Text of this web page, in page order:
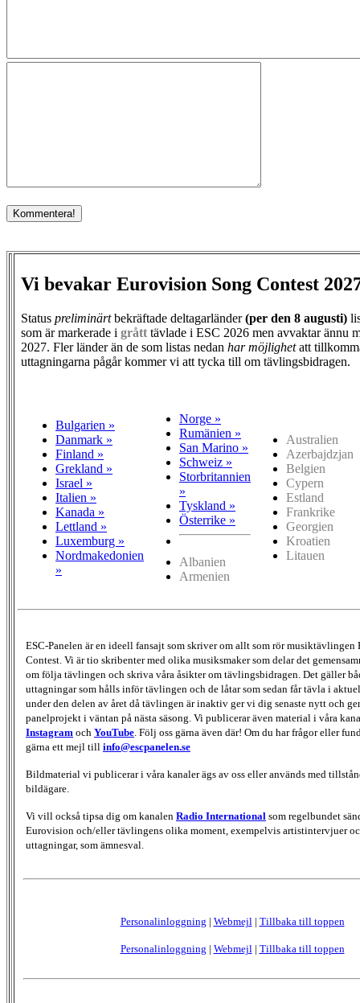
Vi bevakar Eurovision Song Contest
Status preliminärtbekräftade deltagarländer(per den 8 augusti)
som är markerade i grått tävlade i ESC 2026 men avvaktar ännu
2027. Fler länder än de som listas nedan har möjlighetatt
uttagningarna pågår kommer vi att tycka till om tävlingsbidragen.
Bulgarien »
Danmark »
Finland »
Grekland »
Israel »
Italien »
Kanada »
Lettland »
Luxemburg »
Nordmakedonien
»
Norge »
Rumänien »
San Marino »
Schweiz »
Storbritannien
»
Tyskland »
Österrike »
Albanien
Armenien
Australien
Azerbajdzjan
Belgien
Cypern
Estland
Frankrike
Georgien
Kroatien
Litauen
ESC-Panelen är en ideell fansajt som skriver om allt som rör musiktävlingen
Contest. Vi är tio skribenter med olika musiksmaker som delar det
om följa tävlingen och skriva våra åsikter om tävlingsbidragen. Det gäller
uttagningar som hålls inför tävlingen och de låtar som sedan får tävla i
under den delen av året då tävlingen är inaktiv ger vi dig senaste nytt och
panelprojekt i väntan på nästa säsong. Vi publicerar även material i våra
Instagram och YouTube. Följ oss gärna även där! Om du har frågor eller
gärna ett mejl till info@escpanelen.se
Bildmaterial vi publicerar i våra kanaler ägs av oss eller används med
bildägare.
Vi vill också tipsa dig om kanalen Radio International som regelbundet
Eurovision och/eller tävlingens olika moment, exempelvis artistintervjuer
uttagningar, som ämnesval.
Personalinloggning | Webmejl| Tillbaka till toppen
Personalinloggning | Webmejl| Tillbaka till toppen